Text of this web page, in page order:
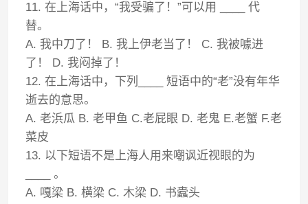
11. 在上海话中，“我受骗了！”可以用 ____ 代
替。
A. 我中刀了！ B. 我上伊老当了！ C. 我被噱进
了！ D. 我闷掉了！
12. 在上海话中，下列____ 短语中的“老”没有年华
逝去的意思。
A. 老浜瓜 B. 老甲鱼 C.老屁眼 D. 老鬼 E.老蟹 F.老
菜皮
13. 以下短语不是上海人用来嘲讽近视眼的为
____ 。
A. 嘎梁 B. 横梁 C. 木梁 D. 书蠹头